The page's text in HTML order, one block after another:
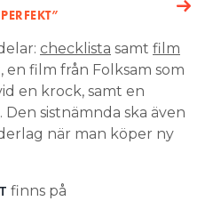
checklista samt film
film från Folksam som
en krock, samt en
. Den sistnämnda ska även
när man köper ny
finns på